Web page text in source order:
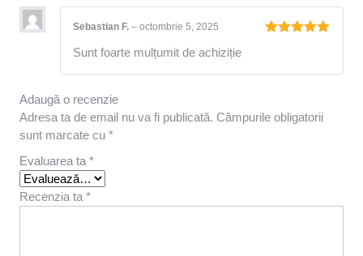
Sebastian F. – octombrie 5, 2025
Sunt foarte mulțumit de achiziție
Adaugă o recenzie
Adresa ta de email nu va fi publicată. Câmpurile obligatorii
sunt marcate cu *
Evaluarea ta *
Recenzia ta *